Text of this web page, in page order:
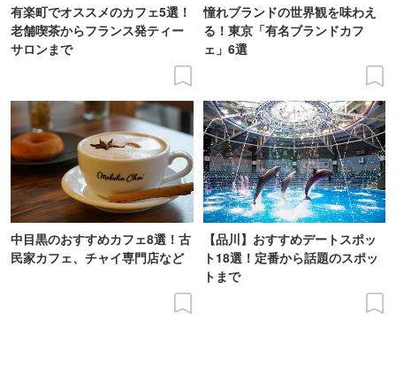
有楽町でオススメのカフェ5選！
老舗喫茶からフランス発ティー
サロンまで
憧れブランドの世界観を味わえ
る！東京「有名ブランドカフ
ェ」6選
中目黒のおすすめカフェ8選！古
民家カフェ、チャイ専門店など
【品川】おすすめデートスポッ
ト18選！定番から話題のスポッ
トまで